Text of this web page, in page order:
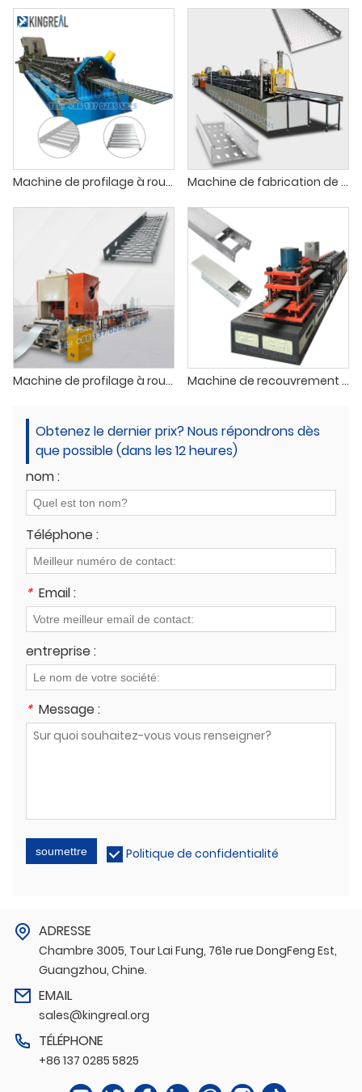
Machine de profilage à rouleaux pour chemins de câbles Machine de fabrication de chemins de câbles
Machine de profilage à rouleaux pour chemins de câbles métalliques Machine de recouvrement de chemins de câbles
Obtenez le dernier prix? Nous répondrons dès
que possible (dans les 12 heures)
nom :
Téléphone :
* Email :
entreprise :
* Message :
soumettre Politique de confidentialité
ADRESSE
Chambre 3005, Tour Lai Fung, 761e rue DongFeng Est,
Guangzhou, Chine.
EMAIL
sales@kingreal.org
TÉLÉPHONE
+86 137 0285 5825